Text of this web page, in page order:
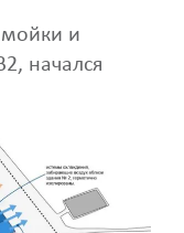
мойки и
начался